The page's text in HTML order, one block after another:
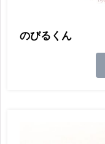
のびるくん